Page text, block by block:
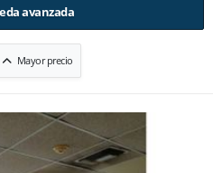
avanzada
Mayor precio